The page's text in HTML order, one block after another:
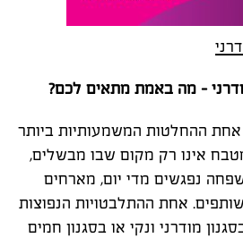
– מה באמת מתאים לכם?
ההחלטות המשמעותיות ביותר
אינו רק מקום שבו מבשלים,
נפגשים מדי יום, מארחים
אחת ההתלבטויות הנפוצות
מודרני ונקי או בסגנון חמים